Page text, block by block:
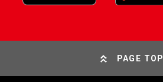
PAGE TOP